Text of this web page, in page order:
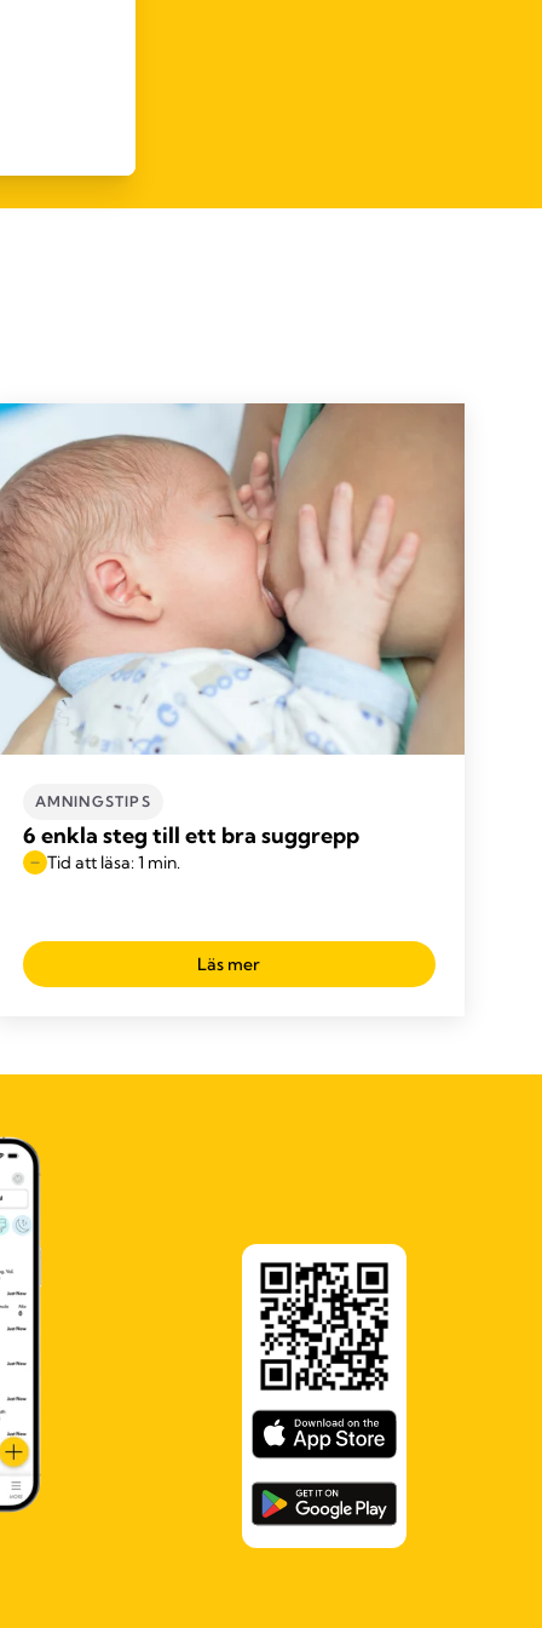
AMNINGSTIPS
6 enkla steg till ett bra suggrepp
Tid att läsa: 1 min.
Läs mer